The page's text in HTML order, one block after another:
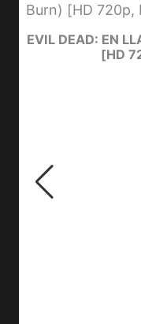
EVIL DEAD: EN
[HD